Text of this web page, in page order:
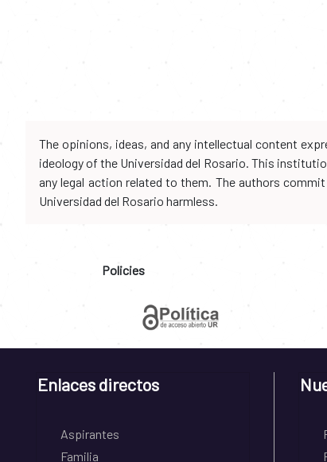
The opinions, ideas, and any intellectual content
ideology of the Universidad del Rosario. This
any legal action related to them. The authors
Universidad del Rosario harmless.
Policies
Enlaces directos
Aspirantes
Familia